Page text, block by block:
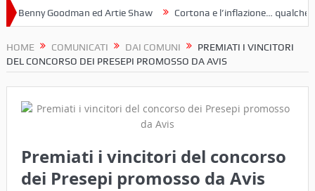
Benny Goodman ed Artie Shaw Cortona e l’inflazione… qualche
HOME COMUNICATI DAI COMUNI
PREMIATI I VINCITORI
DEL CONCORSO DEI PRESEPI PROMOSSO DA AVIS
Premiati i vincitori del concorso
dei Presepi promosso da Avis